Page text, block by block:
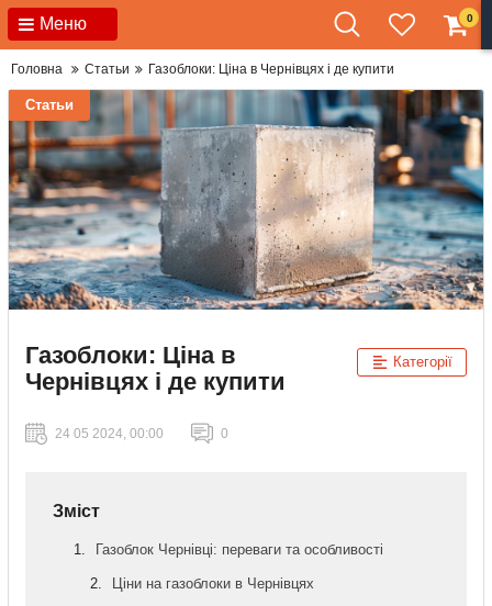
Меню 0
Головна Статьи Газоблоки: Ціна в Чернівцях і де купити
Статьи
Газоблоки: Ціна в
Чернівцях і де купити
Категорії
24 05 2024, 00:00 0
Зміст
Газоблок Чернівці: переваги та особливості
Ціни на газоблоки в Чернівцях